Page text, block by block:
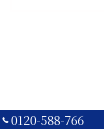
0120-588-766